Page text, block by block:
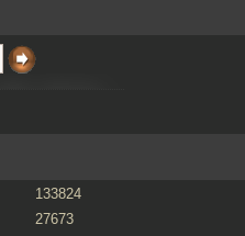
133824
27673